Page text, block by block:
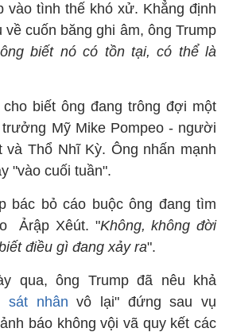
vào tình thế khó xử. Khẳng định
cuốn băng ghi âm, ông Trump
biết nó có tồn tại, có thể là
biết ông đang trông đợi một
Mỹ Mike Pompeo - người
Thổ Nhĩ Kỳ. Ông nhấn mạnh
"vào cuối tuần".
bác bỏ cáo buộc ông đang tìm
Ảrập Xêút. "Không, không đời
điều gì đang xảy ra".
qua, ông Trump đã nêu khả
sát nhânvô lại" đứng sau vụ
báo không vội vã quy kết các